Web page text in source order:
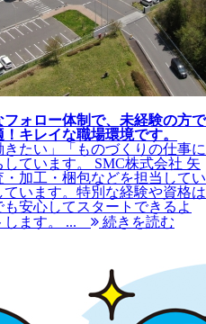
ォロー体制で、未経験の方で
キレイな職場環境です。
きたい」「ものづくりの仕事に
ています。 SMC株式会社 矢
加工・梱包などを担当してい
います。特別な経験や資格は
安心してスタートできるよ
します。 ...
続きを読む